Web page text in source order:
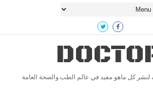
لنشر كل ماهو مفيد في عالم الطب والصحة العامة